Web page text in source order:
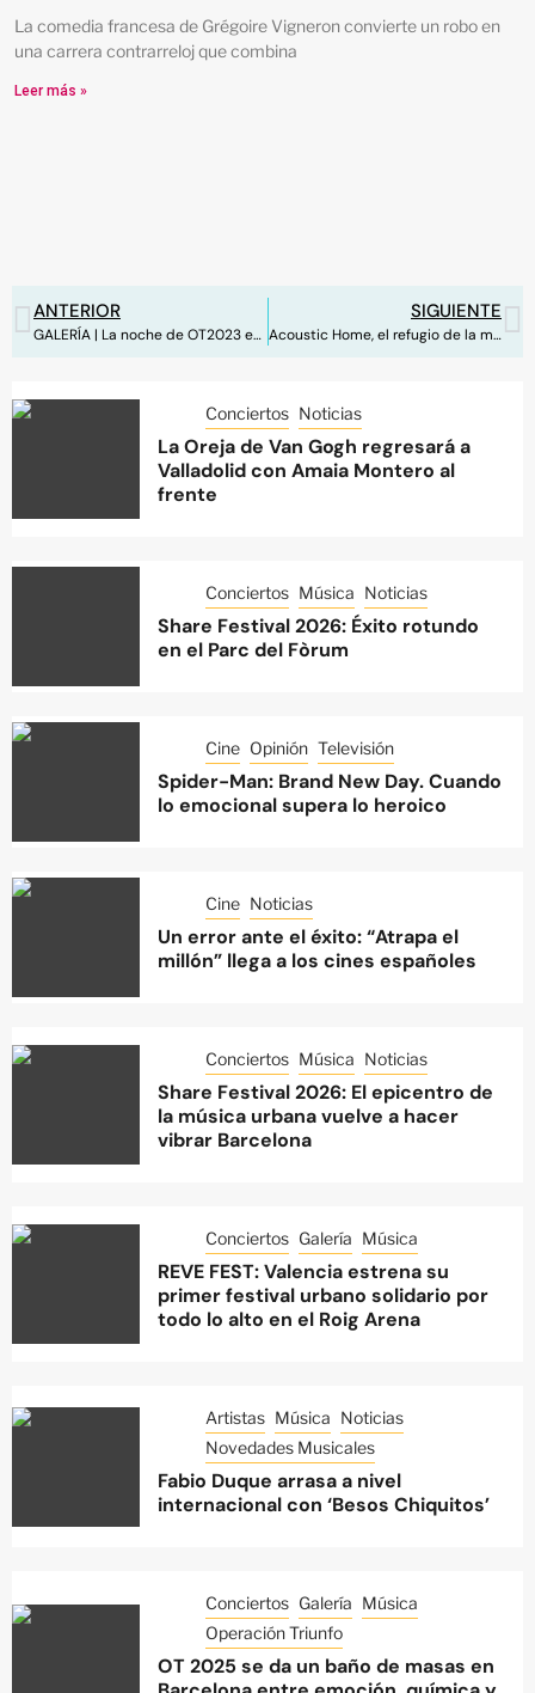
La comedia francesa de Grégoire Vigneron convierte un robo en
una carrera contrarreloj que combina
Leer más »
ANTERIOR
GALERÍA | La noche de OT2023 en el Wizink Center de Madrid
SIGUIENTE
Acoustic Home, el refugio de la música en directo, regresa con su tercera temporada
Conciertos Noticias
La Oreja de Van Gogh regresará a
Valladolid con Amaia Montero al
frente
Conciertos Música Noticias
Share Festival 2026: Éxito rotundo
en el Parc del Fòrum
Cine Opinión Televisión
Spider-Man: Brand New Day. Cuando
lo emocional supera lo heroico
Cine Noticias
Un error ante el éxito: “Atrapa el
millón” llega a los cines españoles
Conciertos Música Noticias
Share Festival 2026: El epicentro de
la música urbana vuelve a hacer
vibrar Barcelona
Conciertos Galería Música
REVE FEST: Valencia estrena su
primer festival urbano solidario por
todo lo alto en el Roig Arena
Artistas Música Noticias
Novedades Musicales
Fabio Duque arrasa a nivel
internacional con ‘Besos Chiquitos’
Conciertos Galería Música
Operación Triunfo
OT 2025 se da un baño de masas en